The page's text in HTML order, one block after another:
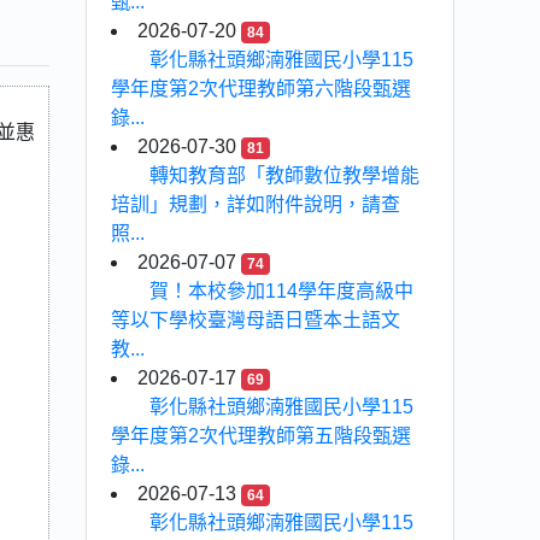
惠
2026-07-20
84
彰化縣社頭鄉湳雅國民小學115
學年度第2次代理教師第六階段甄選
錄...
2026-07-30
81
轉知教育部「教師數位教學增能
培訓」規劃，詳如附件說明，請查
照...
2026-07-07
74
賀！本校參加114學年度高級中
等以下學校臺灣母語日暨本土語文
教...
2026-07-17
69
彰化縣社頭鄉湳雅國民小學115
學年度第2次代理教師第五階段甄選
錄...
2026-07-13
64
彰化縣社頭鄉湳雅國民小學115